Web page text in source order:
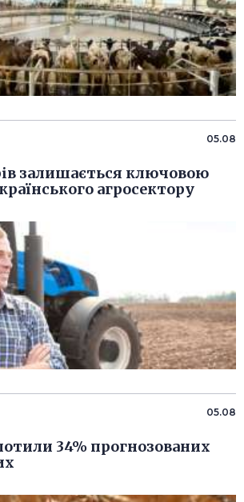
05.08
залишається ключовою
агросектору
05.08
34% прогнозованих